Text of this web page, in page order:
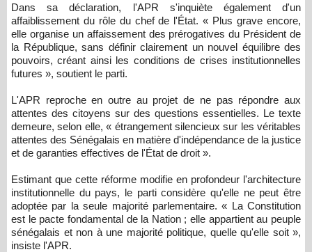
Dans sa déclaration, l'APR s'inquiète également d'un
affaiblissement du rôle du chef de l'État. « Plus grave encore,
elle organise un affaissement des prérogatives du Président de
la République, sans définir clairement un nouvel équilibre des
pouvoirs, créant ainsi les conditions de crises institutionnelles
futures », soutient le parti.
L'APR reproche en outre au projet de ne pas répondre aux
attentes des citoyens sur des questions essentielles. Le texte
demeure, selon elle, « étrangement silencieux sur les véritables
attentes des Sénégalais en matière d'indépendance de la justice
et de garanties effectives de l'État de droit ».
Estimant que cette réforme modifie en profondeur l'architecture
institutionnelle du pays, le parti considère qu'elle ne peut être
adoptée par la seule majorité parlementaire. « La Constitution
est le pacte fondamental de la Nation ; elle appartient au peuple
sénégalais et non à une majorité politique, quelle qu'elle soit »,
insiste l'APR.